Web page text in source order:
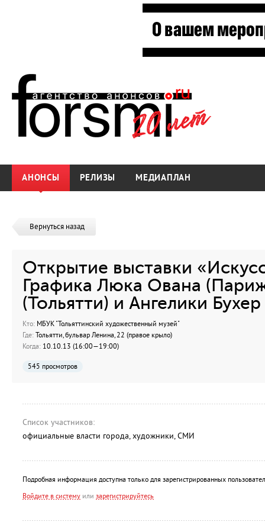
АНОНСЫ РЕЛИЗЫ МЕДИАПЛАН
Вернуться назад
Открытие выставки
Графика Люка Ована
(Тольятти) и Ангелики
Кто: МБУК "Тольяттинский художественный музей"
Где: Тольятти, бульвар Ленина, 22 (правое крыло)
Когда: 10.10.13 (16:00—19:00)
545 просмотров
Список участников:
официальные власти города, художники, СМИ
Подробная информация доступна только для зарегистрированных
Войдите в систему или зарегистрируйтесь